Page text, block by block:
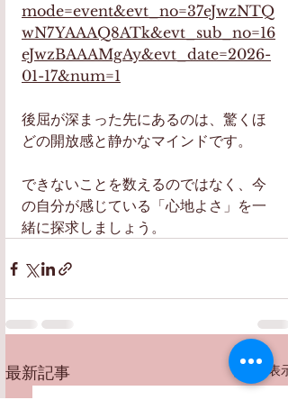
mode=event&evt_no=37eJwzNTQ
wN7YAAAQ8ATk&evt_sub_no=16
eJwzBAAAMgAy&evt_date=2026-
01-17&num=1
後屈が深まった先にあるのは、驚くほ
どの開放感と静かなマインドです。
できないことを数えるのではなく、今
の自分が感じている「心地よさ」を一
緒に探求しましょう。
最新記事 すべて表示